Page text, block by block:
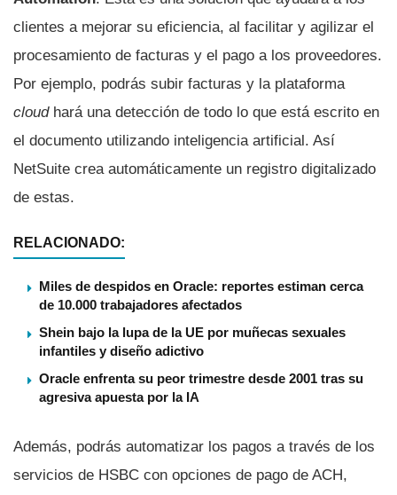
clientes a mejorar su eficiencia, al facilitar y agilizar el
procesamiento de facturas y el pago a los proveedores.
Por ejemplo, podrás subir facturas y la plataforma
cloudhará una detección de todo lo que está escrito en
el documento utilizando inteligencia artificial. Así
NetSuite crea automáticamente un registro digitalizado
de estas.
RELACIONADO:
Miles de despidos en Oracle: reportes estiman cerca
de 10.000 trabajadores afectados
Shein bajo la lupa de la UE por muñecas sexuales
infantiles y diseño adictivo
Oracle enfrenta su peor trimestre desde 2001 tras su
agresiva apuesta por la IA
Además, podrás automatizar los pagos a través de los
servicios de HSBC con opciones de pago de ACH,